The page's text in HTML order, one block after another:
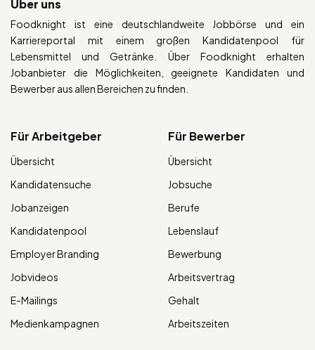
Über uns
Foodknight ist eine deutschlandweite Jobbörse und ein
Karriereportal mit einem großen Kandidatenpool für
Lebensmittel und Getränke. Über Foodknight erhalten
Jobanbieter die Möglichkeiten, geeignete Kandidaten und
Bewerber aus allen Bereichen zu finden.
Für Arbeitgeber
Übersicht
Kandidatensuche
Jobanzeigen
Kandidatenpool
Employer Branding
Jobvideos
E-Mailings
Medienkampagnen
Für Bewerber
Übersicht
Jobsuche
Berufe
Lebenslauf
Bewerbung
Arbeitsvertrag
Gehalt
Arbeitszeiten